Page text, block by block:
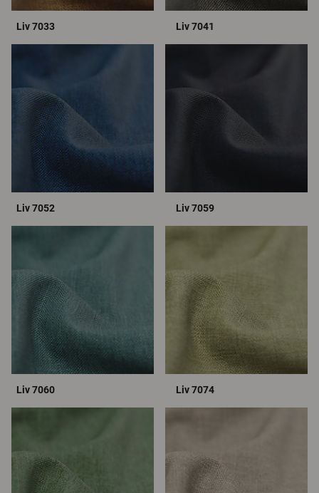
Liv 7033 Liv 7041
Liv 7052 Liv 7059
Liv 7060 Liv 7074